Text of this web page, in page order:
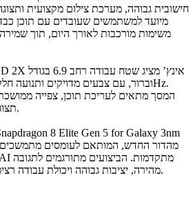
חישובית גבוהה, מערכת צילום מקצועית
מיועד למשתמשים שעובדים עם תוכן
משימות מורכבות לאורך היום, תוך שמירה
המסך מתאים לעריכת תוכן, צפייה
תצוגה חדה וברורה בכל שימוש.
מהדור החדש, המותאם לעומסים מתמשכים,
מהירה, יציבות גבוהה ויכולת עבודה רציפה גם בתרחישים מורכבים.